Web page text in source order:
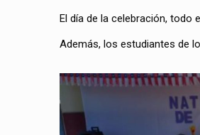
El día de la celebración, todo
Además, los estudiantes de